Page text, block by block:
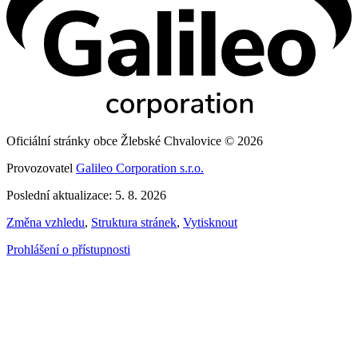
Oficiální stránky obce Žlebské Chvalovice © 2026
Provozovatel Galileo Corporation s.r.o.
Poslední aktualizace: 5. 8. 2026
Změna vzhledu, Struktura stránek, Vytisknout
Prohlášení o přístupnosti